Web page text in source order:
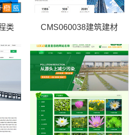
类 CMS060038建筑建材